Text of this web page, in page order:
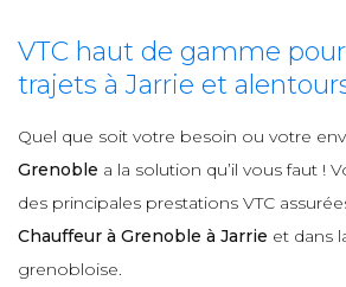
VTC haut de gamme
trajets à Jarrie et
Quel que soit votre besoin ou votre
Grenoble a la solution qu’il vous faut !
des principales prestations VTC
Chauffeur à Grenoble à Jarrie et dans
grenobloise.